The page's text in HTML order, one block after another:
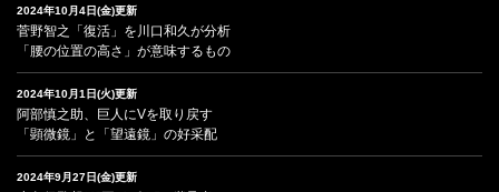
2024年10月4日(金)更新
菅野智之「復活」を川口和久が分析
「腰の位置の高さ」が意味するもの
2024年10月1日(火)更新
阿部慎之助、巨人にVを取り戻す
「顕微鏡」と「望遠鏡」の好采配
2024年9月27日(金)更新